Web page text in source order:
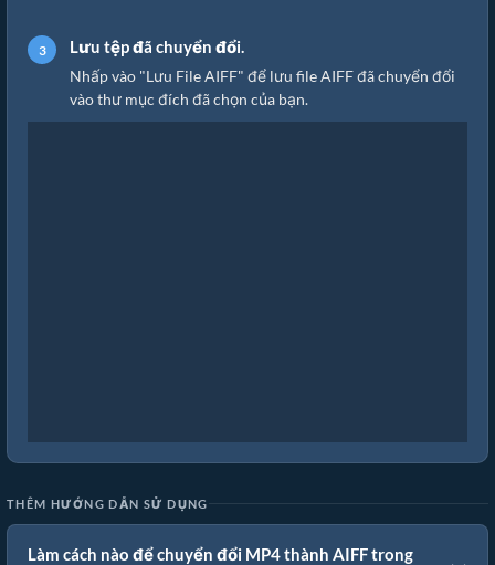
Lưu tệp đã chuyển đổi.
Nhấp vào "Lưu File AIFF" để lưu file AIFF đã chuyển đổi
vào thư mục đích đã chọn của bạn.
THÊM HƯỚNG DẪN SỬ DỤNG
Làm cách nào để chuyển đổi MP4 thành AIFF trong